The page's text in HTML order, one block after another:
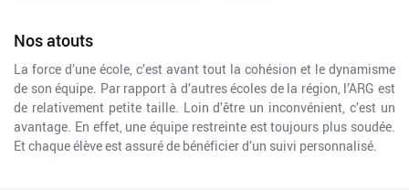
Nos atouts
La force d’une école, c’est avant tout la cohésion et le dynamisme
de son équipe. Par rapport à d’autres écoles de la région, l’ARG est
de relativement petite taille. Loin d’être un inconvénient, c’est un
avantage. En effet, une équipe restreinte est toujours plus soudée.
Et chaque élève est assuré de bénéficier d’un suivi personnalisé.